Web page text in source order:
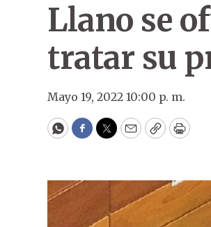
Llano se
tratar su
Mayo 19, 2022 10:00 p. m.
WhatsApp
Facebook
Twitter
EmailCopyPrint